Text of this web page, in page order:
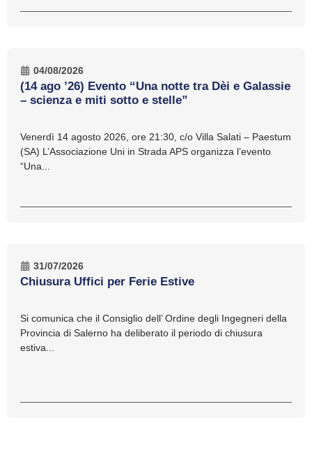
04/08/2026
(14 ago ’26) Evento “Una notte tra Dèi e Galassie
– scienza e miti sotto e stelle”
Venerdì 14 agosto 2026, ore 21:30, c/o Villa Salati – Paestum
(SA) L’Associazione Uni in Strada APS organizza l’evento
“Una...
31/07/2026
Chiusura Uffici per Ferie Estive
Si comunica che il Consiglio dell’ Ordine degli Ingegneri della
Provincia di Salerno ha deliberato il periodo di chiusura
estiva...